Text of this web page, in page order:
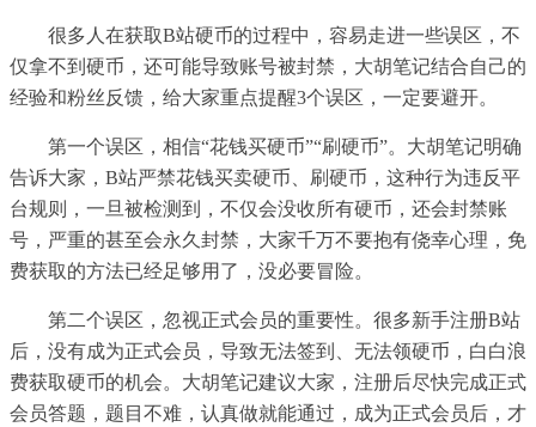
很多人在获取B站硬币的过程中，容易走进一些误区，不
仅拿不到硬币，还可能导致账号被封禁，大胡笔记结合自己的
经验和粉丝反馈，给大家重点提醒3个误区，一定要避开。
第一个误区，相信“花钱买硬币”“刷硬币”。大胡笔记明确
告诉大家，B站严禁花钱买卖硬币、刷硬币，这种行为违反平
台规则，一旦被检测到，不仅会没收所有硬币，还会封禁账
号，严重的甚至会永久封禁，大家千万不要抱有侥幸心理，免
费获取的方法已经足够用了，没必要冒险。
第二个误区，忽视正式会员的重要性。很多新手注册B站
后，没有成为正式会员，导致无法签到、无法领硬币，白白浪
费获取硬币的机会。大胡笔记建议大家，注册后尽快完成正式
会员答题，题目不难，认真做就能通过，成为正式会员后，才